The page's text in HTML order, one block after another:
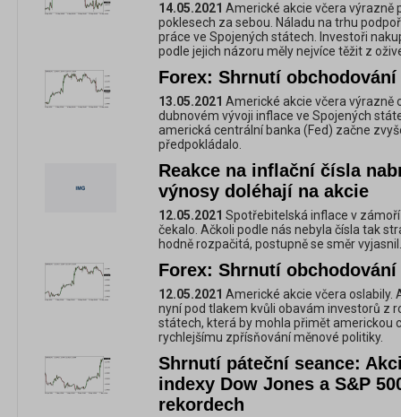
14.05.2021 Americké akcie včera výrazně
poklesech za sebou. Náladu na trhu
práce ve Spojených státech. Investoři
podle jejich názoru měly nejvíce těžit z
Forex: Shrnutí obchodování
13.05.2021 Americké akcie včera výrazně
dubnovém vývoji inflace ve Spojených
americká centrální banka (Fed) začne
předpokládalo.
Reakce na inflační čísla
výnosy doléhají na akcie
12.05.2021 Spotřebitelská inflace v
čekalo. Ačkoli podle nás nebyla čísla tak
hodně rozpačitá, postupně se směr vyjasnil.
Forex: Shrnutí obchodování
12.05.2021 Americké akcie včera oslabily.
nyní pod tlakem kvůli obavám investorů z
státech, která by mohla přimět americkou
rychlejšímu zpřísňování měnové politiky.
Shrnutí páteční seance:
indexy Dow Jones a S&P
rekordech